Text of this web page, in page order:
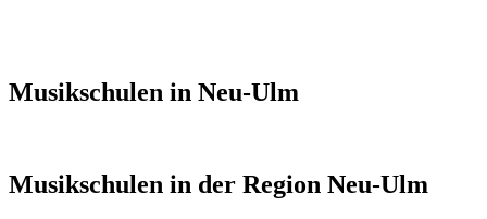
Musikschulen in Neu-Ulm
Musikschulen in der Region Neu-Ulm